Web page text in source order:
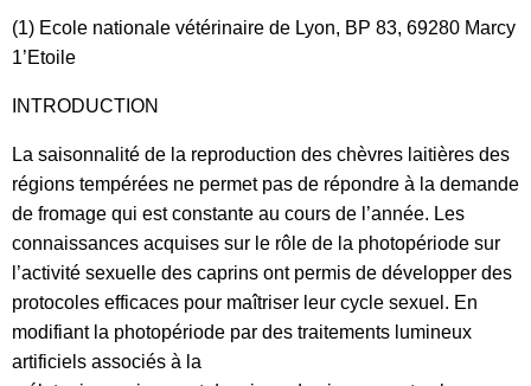
(1) Ecole nationale vétérinaire de Lyon, BP 83, 69280 Marcy
1’Etoile
INTRODUCTION
La saisonnalité de la reproduction des chèvres laitières des
régions tempérées ne permet pas de répondre à la demande
de fromage qui est constante au cours de l’année. Les
connaissances acquises sur le rôle de la photopériode sur
l’activité sexuelle des caprins ont permis de développer des
protocoles efficaces pour maîtriser leur cycle sexuel. En
modifiant la photopériode par des traitements lumineux
artificiels associés à la